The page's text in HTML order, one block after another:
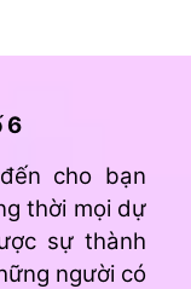
6
cho bạn
thời mọi dự
sự thành
người có